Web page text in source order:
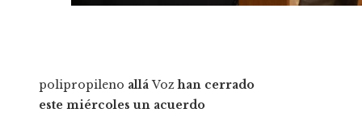
polipropileno alláVozhan cerrado
este miércoles un acuerdo